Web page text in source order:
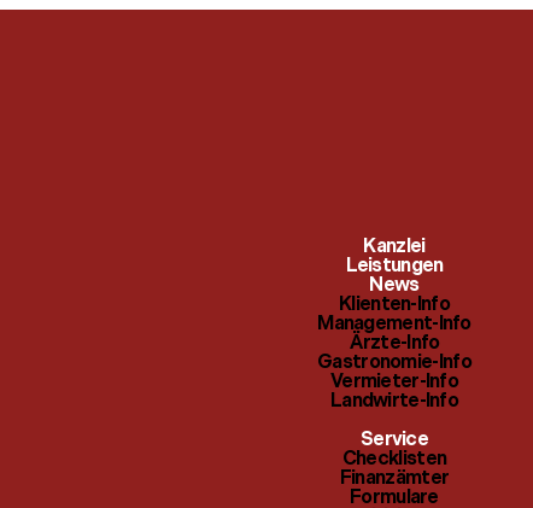
Management-Info
Ärzte-Info
Gastronomie-Info
Vermieter-Info
Landwirte-Info
Checklisten
Finanzämter
Formulare
Links
Themenindex
Kanzlei
Leistungen
News
Klienten-Info
Management-Info
Ärzte-Info
Gastronomie-Info
Vermieter-Info
Landwirte-Info
Service
Checklisten
Finanzämter
Formulare